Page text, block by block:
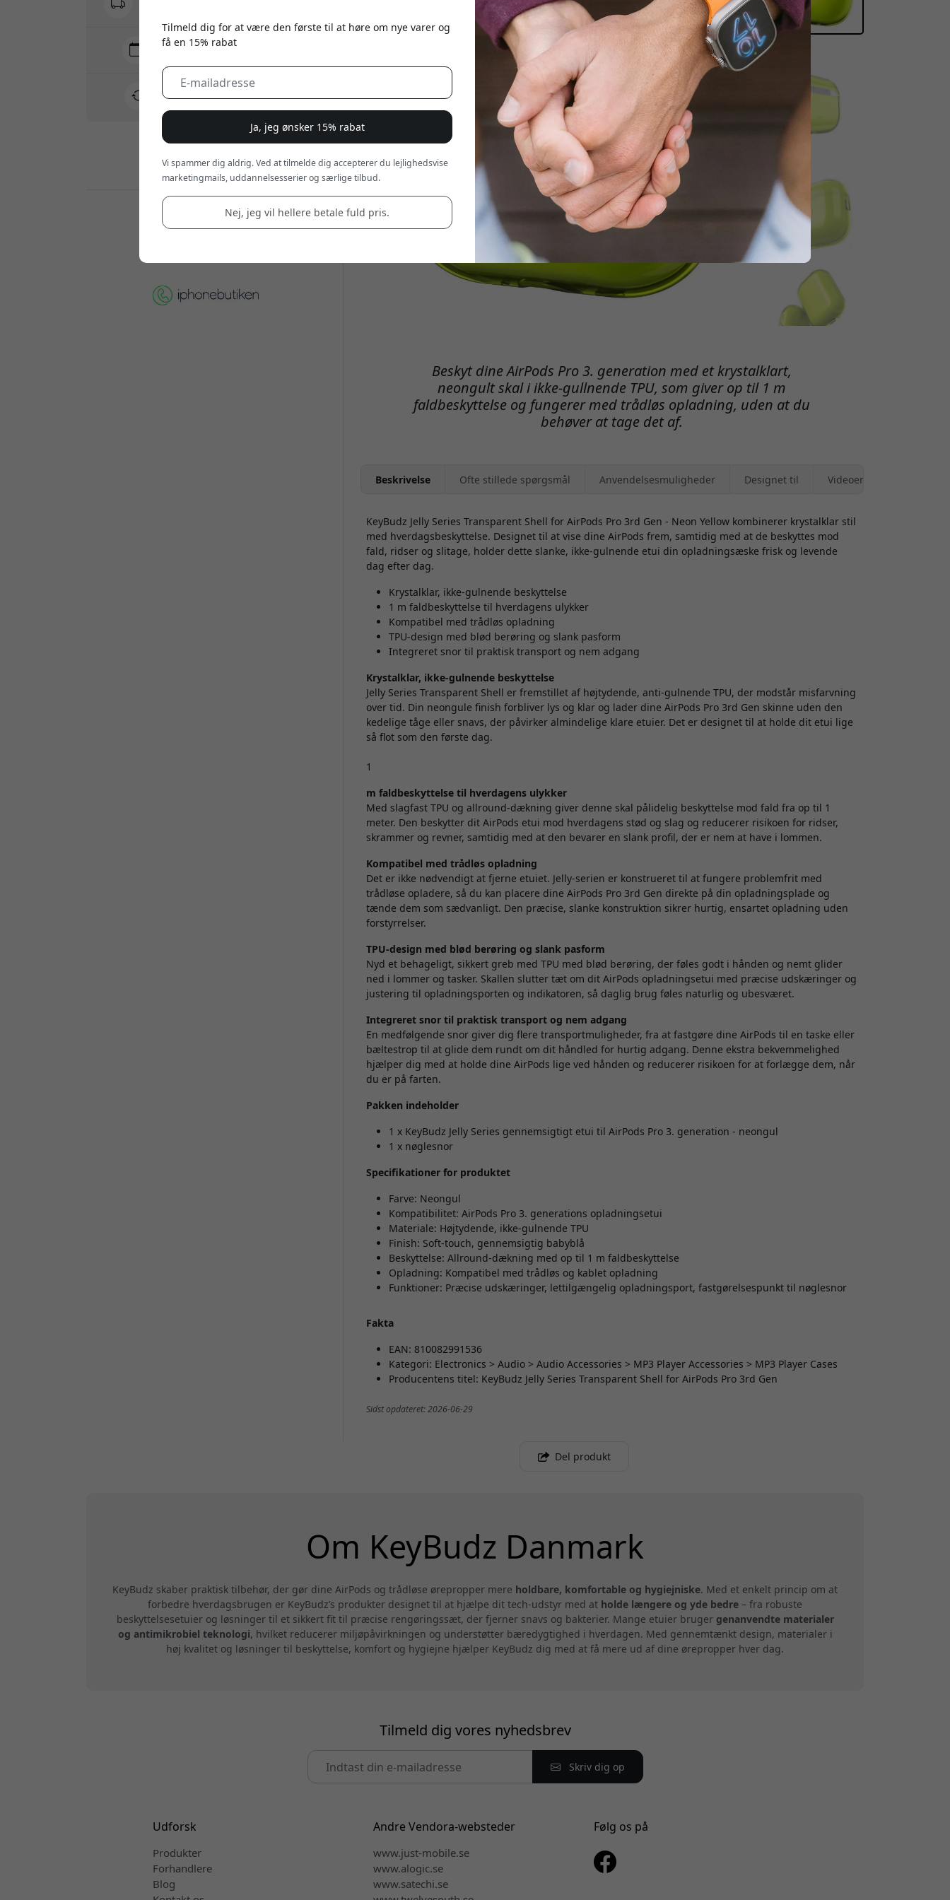
Beskyt dine AirPods Pro 3. generation med et krystalklart,
neongult skal i ikke-gullnende TPU, som giver op til 1 m
faldbeskyttelse og fungerer med trådløs opladning, uden at du
behøver at tage det af.
Beskrivelse Ofte stillede spørgsmål Anvendelsesmuligheder Designet til Videoer
KeyBudz Jelly Series Transparent Shell for AirPods Pro 3rd Gen - Neon Yellow kombinerer krystalklar stil
med hverdagsbeskyttelse. Designet til at vise dine AirPods frem, samtidig med at de beskyttes mod
fald, ridser og slitage, holder dette slanke, ikke-gulnende etui din opladningsæske frisk og levende
dag efter dag.
Krystalklar, ikke-gulnende beskyttelse
1 m faldbeskyttelse til hverdagens ulykker
Kompatibel med trådløs opladning
TPU-design med blød berøring og slank pasform
Integreret snor til praktisk transport og nem adgang
Krystalklar, ikke-gulnende beskyttelse
Jelly Series Transparent Shell er fremstillet af højtydende, anti-gulnende TPU, der modstår misfarvning
over tid. Din neongule finish forbliver lys og klar og lader dine AirPods Pro 3rd Gen skinne uden den
kedelige tåge eller snavs, der påvirker almindelige klare etuier. Det er designet til at holde dit etui lige
så flot som den første dag.
1
m faldbeskyttelse til hverdagens ulykker
Med slagfast TPU og allround-dækning giver denne skal pålidelig beskyttelse mod fald fra op til 1
meter. Den beskytter dit AirPods etui mod hverdagens stød og slag og reducerer risikoen for ridser,
skrammer og revner, samtidig med at den bevarer en slank profil, der er nem at have i lommen.
Kompatibel med trådløs opladning
Det er ikke nødvendigt at fjerne etuiet. Jelly-serien er konstrueret til at fungere problemfrit med
trådløse opladere, så du kan placere dine AirPods Pro 3rd Gen direkte på din opladningsplade og
tænde dem som sædvanligt. Den præcise, slanke konstruktion sikrer hurtig, ensartet opladning uden
forstyrrelser.
TPU-design med blød berøring og slank pasform
Nyd et behageligt, sikkert greb med TPU med blød berøring, der føles godt i hånden og nemt glider
ned i lommer og tasker. Skallen slutter tæt om dit AirPods opladningsetui med præcise udskæringer og
justering til opladningsporten og indikatoren, så daglig brug føles naturlig og ubesværet.
Integreret snor til praktisk transport og nem adgang
En medfølgende snor giver dig flere transportmuligheder, fra at fastgøre dine AirPods til en taske eller
bæltestrop til at glide dem rundt om dit håndled for hurtig adgang. Denne ekstra bekvemmelighed
hjælper dig med at holde dine AirPods lige ved hånden og reducerer risikoen for at forlægge dem, når
du er på farten.
Pakken indeholder
1 x KeyBudz Jelly Series gennemsigtigt etui til AirPods Pro 3. generation - neongul
1 x nøglesnor
Specifikationer for produktet
Farve: Neongul
Kompatibilitet: AirPods Pro 3. generations opladningsetui
Materiale: Højtydende, ikke-gulnende TPU
Finish: Soft-touch, gennemsigtig babyblå
Beskyttelse: Allround-dækning med op til 1 m faldbeskyttelse
Opladning: Kompatibel med trådløs og kablet opladning
Funktioner: Præcise udskæringer, lettilgængelig opladningsport, fastgørelsespunkt til nøglesnor
Fakta
EAN: 810082991536
Kategori: Electronics > Audio > Audio Accessories > MP3 Player Accessories > MP3 Player Cases
Producentens titel: KeyBudz Jelly Series Transparent Shell for AirPods Pro 3rd Gen
Sidst opdateret: 2026-06-29
Levering 7-11 august
30 dages returret
Nem retur - intet besvær
Sikre betalinger med kryptering
Forhandlere:
Del produkt
Om KeyBudz Danmark
KeyBudz skaber praktisk tilbehør, der gør dine AirPods og trådløse ørepropper mere holdbare, komfortable og hygiejniske. Med et enkelt princip om at
forbedre hverdagsbrugen er KeyBudz’s produkter designet til at hjælpe dit tech-udstyr med at holde længere og yde bedre – fra robuste
beskyttelsesetuier og løsninger til et sikkert fit til præcise rengøringssæt, der fjerner snavs og bakterier. Mange etuier bruger genanvendte materialer
og antimikrobiel teknologi, hvilket reducerer miljøpåvirkningen og understøtter bæredygtighed i hverdagen. Med gennemtænkt design, materialer i
høj kvalitet og løsninger til beskyttelse, komfort og hygiejne hjælper KeyBudz dig med at få mere ud af dine ørepropper hver dag.
Tilmeld dig vores nyhedsbrev
Skriv dig op
Udforsk
Produkter
Forhandlere
Blog
Andre Vendora-websteder
www.just-mobile.se
www.alogic.se
www.satechi.se
Følg os på
Tilmeld dig for at være den første til at høre om nye varer og
få en 15% rabat
Ja, jeg ønsker 15% rabat
Vi spammer dig aldrig. Ved at tilmelde dig accepterer du lejlighedsvise
marketingmails, uddannelsesserier og særlige tilbud.
Nej, jeg vil hellere betale fuld pris.